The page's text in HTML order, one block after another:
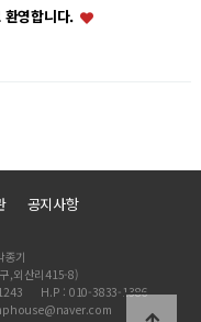
환영합니다.
공지사항
종기
,외산리415-8)
H.P : 010-3833-1386